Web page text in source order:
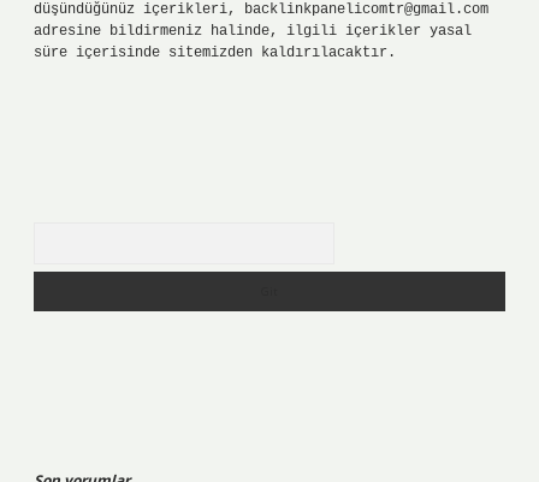
düşündüğünüz içerikleri, backlinkpanelicomtr@gmail.com
adresine bildirmeniz halinde, ilgili içerikler yasal
süre içerisinde sitemizden kaldırılacaktır.